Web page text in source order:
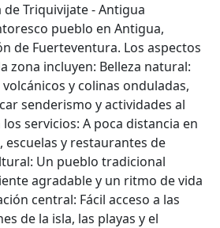
de Triquivijate - Antigua
pueblo en Antigua,
de Fuerteventura. Los aspectos
zona incluyen: Belleza natural:
y colinas onduladas,
senderismo y actividades al
servicios: A poca distancia en
escuelas y restaurantes de
Un pueblo tradicional
agradable y un ritmo de vida
central: Fácil acceso a las
de la isla, las playas y el